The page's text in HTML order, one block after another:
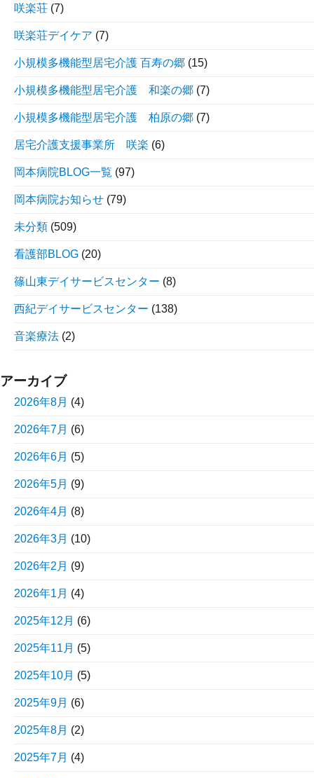
咲楽荘 (7)
咲楽荘デイケア (7)
小規模多機能型居宅介護 百寿の郷 (15)
小規模多機能型居宅介護 和楽の郷 (7)
小規模多機能型居宅介護 柏原の郷 (7)
居宅介護支援事業所 咲楽 (6)
岡本病院BLOG一覧 (97)
岡本病院お知らせ (79)
未分類 (509)
看護部BLOG (20)
篠山東デイサービスセンター (8)
西紀デイサービスセンター (138)
音楽療法 (2)
アーカイブ
2026年8月 (4)
2026年7月 (6)
2026年6月 (5)
2026年5月 (9)
2026年4月 (8)
2026年3月 (10)
2026年2月 (9)
2026年1月 (4)
2025年12月 (6)
2025年11月 (5)
2025年10月 (5)
2025年9月 (6)
2025年8月 (2)
2025年7月 (4)